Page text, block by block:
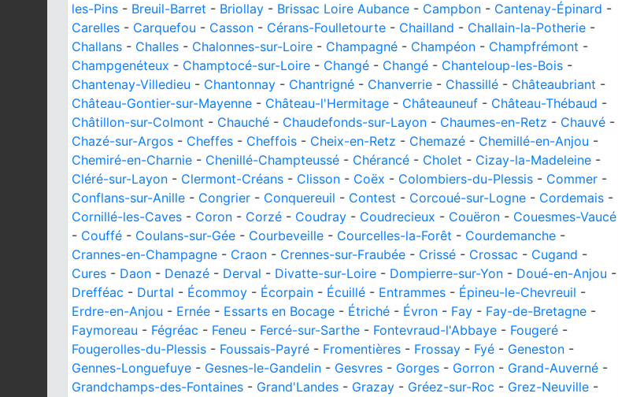
les-Pins - Breuil-Barret - Briollay - Brissac Loire Aubance - Campbon - Cantenay-Épinard -
Carelles - Carquefou - Casson - Cérans-Foulletourte - Chailland - Challain-la-Potherie -
Challans - Challes - Chalonnes-sur-Loire - Champagné - Champéon - Champfrémont -
Champgenéteux - Champtocé-sur-Loire - Changé - Changé - Chanteloup-les-Bois -
Chantenay-Villedieu - Chantonnay - Chantrigné - Chanverrie - Chassillé - Châteaubriant -
Château-Gontier-sur-Mayenne - Château-l'Hermitage - Châteauneuf - Château-Thébaud -
Châtillon-sur-Colmont - Chauché - Chaudefonds-sur-Layon - Chaumes-en-Retz - Chauvé -
Chazé-sur-Argos - Cheffes - Cheffois - Cheix-en-Retz - Chemazé - Chemillé-en-Anjou -
Chemiré-en-Charnie - Chenillé-Champteussé - Chérancé - Cholet - Cizay-la-Madeleine -
Cléré-sur-Layon - Clermont-Créans - Clisson - Coëx - Colombiers-du-Plessis - Commer -
Conflans-sur-Anille - Congrier - Conquereuil - Contest - Corcoué-sur-Logne - Cordemais -
Cornillé-les-Caves - Coron - Corzé - Coudray - Coudrecieux - Couëron - Couesmes-Vaucé
- Couffé - Coulans-sur-Gée - Courbeveille - Courcelles-la-Forêt - Courdemanche -
Crannes-en-Champagne - Craon - Crennes-sur-Fraubée - Crissé - Crossac - Cugand -
Cures - Daon - Denazé - Derval - Divatte-sur-Loire - Dompierre-sur-Yon - Doué-en-Anjou -
Drefféac - Durtal - Écommoy - Écorpain - Écuillé - Entrammes - Épineu-le-Chevreuil -
Erdre-en-Anjou - Ernée - Essarts en Bocage - Étriché - Évron - Fay - Fay-de-Bretagne -
Faymoreau - Fégréac - Feneu - Fercé-sur-Sarthe - Fontevraud-l'Abbaye - Fougeré -
Fougerolles-du-Plessis - Foussais-Payré - Fromentières - Frossay - Fyé - Geneston -
Gennes-Longuefuye - Gesnes-le-Gandelin - Gesvres - Gorges - Gorron - Grand-Auverné -
Grandchamps-des-Fontaines - Grand'Landes - Grazay - Gréez-sur-Roc - Grez-Neuville -